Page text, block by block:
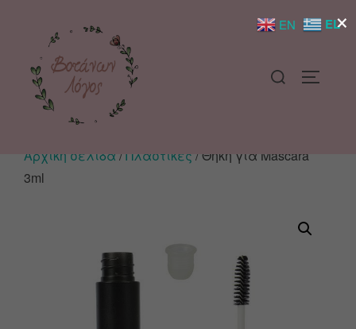
Αρχική σελίδα / Πλαστικές / Θήκη για Mascara
3ml
×
EN EL